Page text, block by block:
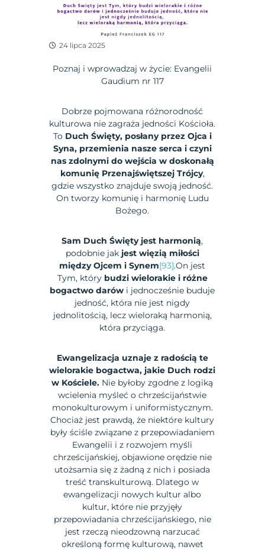
24 lipca 2025
Poznaj i wprowadzaj w życie: Evangelii
Gaudium nr 117
Dobrze pojmowana różnorodność
kulturowa nie zagraża jedności Kościoła.
To Duch Święty, posłany przez Ojca i
Syna, przemienia nasze serca i czyni
nas zdolnymi do wejścia w doskonałą
komunię Przenajświętszej Trójcy,
gdzie wszystko znajduje swoją jedność.
On tworzy komunię i harmonię Ludu
Bożego.
Sam Duch Święty jest harmonią,
podobnie jak jest więzią miłości
między Ojcem i Synem[93].On jest
Tym, który budzi wielorakie i różne
bogactwo darów i jednocześnie buduje
jedność, która nie jest nigdy
jednolitością, lecz wieloraką harmonią,
która przyciąga.
Ewangelizacja uznaje z radością te
wielorakie bogactwa, jakie Duch rodzi
w Kościele. Nie byłoby zgodne z logiką
wcielenia myśleć o chrześcijaństwie
monokulturowym i uniformistycznym.
Chociaż jest prawdą, że niektóre kultury
były ściśle związane z przepowiadaniem
Ewangelii i z rozwojem myśli
chrześcijańskiej, objawione orędzie nie
utożsamia się z żadną z nich i posiada
treść transkulturową. Dlatego w
ewangelizacji nowych kultur albo
kultur, które nie przyjęły
przepowiadania chrześcijańskiego, nie
jest rzeczą nieodzowną narzucać
określoną formę kulturową, nawet